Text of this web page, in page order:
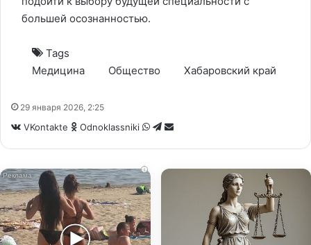
большей осознанностью.
Tags
Медицина
Общество Хабаровский край
29 января 2026, 2:25
VKontakte Odnoklassniki WhatsApp
Telegram
Share
i